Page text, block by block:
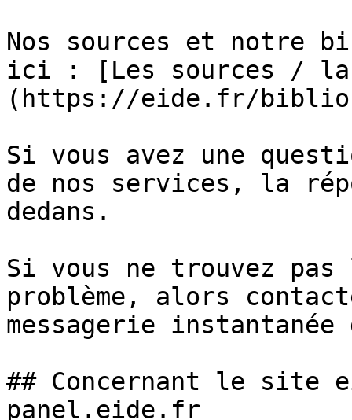
Nos sources et notre
ici : [Les sources /
(https://eide.fr/
Si vous avez une
de nos services, la
dedans.
Si vous ne trouvez
problème, alors
messagerie
## Concernant le site
panel.eide.fr